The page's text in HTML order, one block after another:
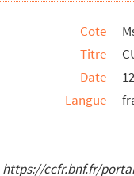
Cote
Titre
Date
Langue
https://ccfr.bnf.fr/